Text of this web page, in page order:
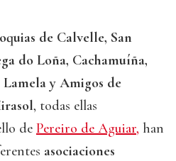
de Calvelle, San
do Loña, Cachamuíña,
y Amigos de
, todas ellas
de Pereiro de Aguiar, han
asociaciones